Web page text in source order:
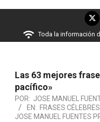
LA
RED
navegación
Toda la información
Las 63 mejores
pacífico»
POR: JOSE MANUEL
EN: FRASES CÉLEBRES
JOSE MANUEL FUENTES